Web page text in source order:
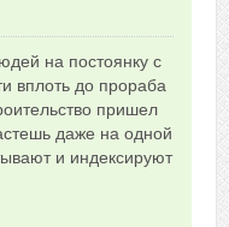
Сказать друзьям об отзыве
на постоянку с
вплоть до прораба
пришел
даже на одной
и индексируют